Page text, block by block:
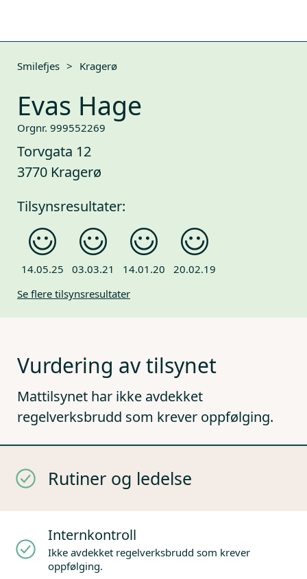
Smilefjes > Kragerø
Evas Hage
Orgnr. 999552269
Torvgata 12
3770 Kragerø
Tilsynsresultater:
14.05.25 03.03.21 14.01.20
20.02.19
Se flere tilsynsresultater
Vurdering av tilsynet
Mattilsynet har ikke avdekket
regelverksbrudd som krever oppfølging.
Rutiner og ledelse
Internkontroll
Ikke avdekket regelverksbrudd som krever
oppfølging.